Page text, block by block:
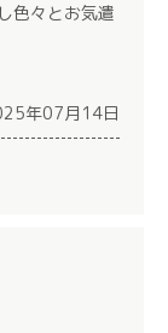
色々とお気遣
年07月14日